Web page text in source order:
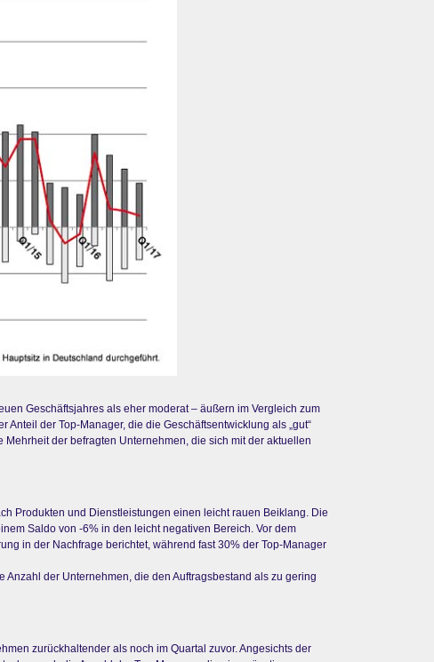
Geschäftsjahres als eher moderat – äußern im Vergleich zum
der Top-Manager, die die Geschäftsentwicklung als „gut“
der befragten Unternehmen, die sich mit der aktuellen
Produkten und Dienstleistungen einen leicht rauen Beiklang. Die
Saldo von -6% in den leicht negativen Bereich. Vor dem
in der Nachfrage berichtet, während fast 30% der Top-Manager
der Unternehmen, die den Auftragsbestand als zu gering
zurückhaltender als noch im Quartal zuvor. Angesichts der